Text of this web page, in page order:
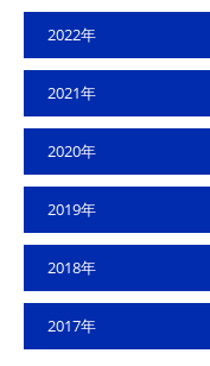
2022年
2021年
2020年
2019年
2018年
2017年